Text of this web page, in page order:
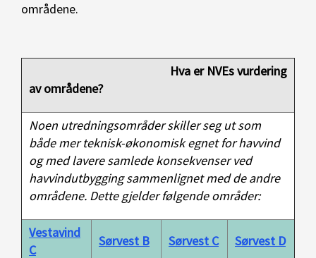
områdene.
Hva er NVEs vurdering
av områdene?
Noen utredningsområder skiller seg ut som
både mer teknisk-økonomisk egnet for havvind
og med lavere samlede konsekvenser ved
havvindutbygging sammenlignet med de andre
områdene. Dette gjelder følgende områder:
Vestavind
C
Sørvest B Sørvest C Sørvest D